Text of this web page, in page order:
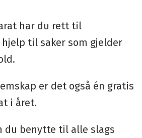
har du rett til
til saker som gjelder
er det også én gratis
i året.
du benytte til alle slags